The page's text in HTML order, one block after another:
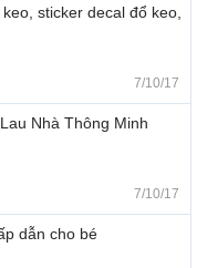
sticker decal đổ keo,
7/10/17
Nhà Thông Minh
7/10/17
dẫn cho bé